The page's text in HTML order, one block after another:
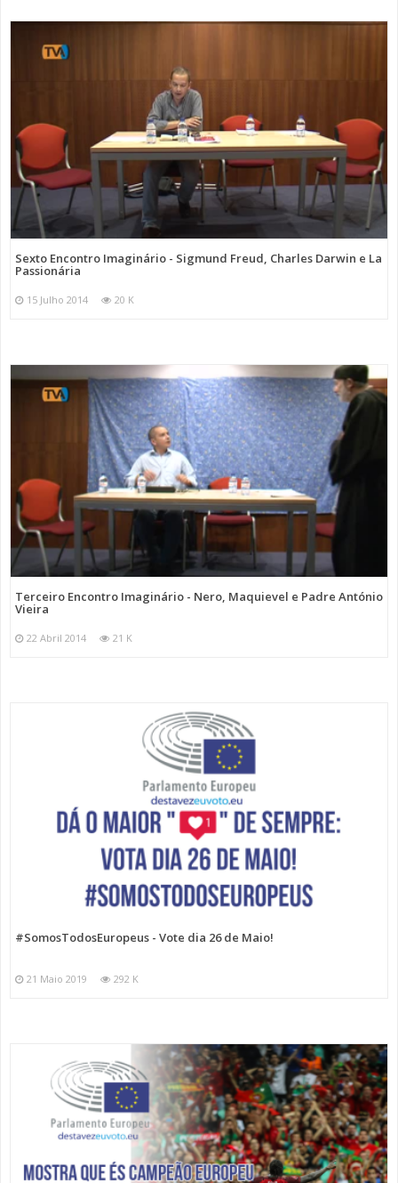
Sexto Encontro Imaginário - Sigmund Freud, Charles Darwin e La
Passionária
15 Julho 2014 20 K
Terceiro Encontro Imaginário - Nero, Maquievel e Padre António
Vieira
22 Abril 2014 21 K
#SomosTodosEuropeus - Vote dia 26 de Maio!
21 Maio 2019 292 K